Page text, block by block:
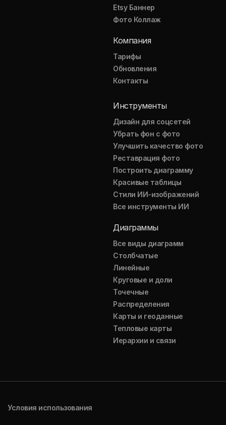
Etsy Баннер
Фото Коллаж
Компания
Тарифы
Обновления
Контакты
Инструменты
Дизайн для соцсетей
Убрать фон с фото
Улучшить качество фото
Реставрация фото
Построить диаграмму
Красивые таблицы
Стили ИИ-изображений
Все инструменты ИИ
Диаграммы
Все виды диаграмм
Столбчатые
Линейные
Круговые и доли
Точечные
Распределения
Карты и геоданные
Тепловые карты
Иерархии и связи
Условия использования